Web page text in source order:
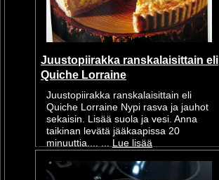
Juustopiirakka ranskalaisittain eli
Quiche Lorraine
Juustopiirakka ranskalaisittain eli
Quiche Lorraine Nypi rasva ja jauhot
sekaisin. Lisää suola ja vesi. Anna
taikinan levätä jääkaapissa 20
minuuttia.... ... Lue lisää